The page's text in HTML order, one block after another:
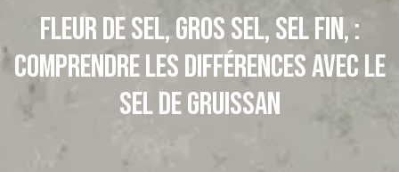
Fleur de sel, gros sel, sel fin, :
comprendre les différences avec le
sel de Gruissan